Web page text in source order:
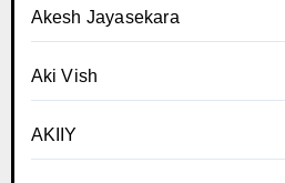
Akesh Jayasekara
Aki Vish
AKIIY